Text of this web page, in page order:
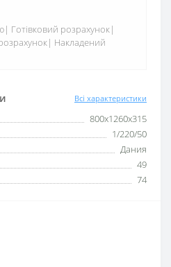
Всі характеристики
800x1260x315
1/220/50
Дания
49
74
Готівковий розрахунок|
Накладений